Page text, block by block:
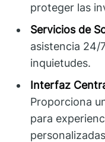
proteger las
Servicios de
asistencia 24/
inquietudes.
Interfaz
Proporciona
para